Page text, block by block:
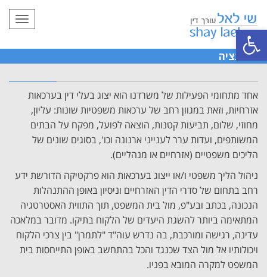
פתח סרגל נגישות
ליטיגציה
אחד מתחומי הפעילות של משרדנו הוא יצוג בעלי דין בערכאות
אזרחיות, וזאת במגוון רחב של ערכאות משפטיות שונות: עליון,
מחוזי, שלום, תביעות קטנות, הוצאה לפועל, מפקח על הבתים
המשותפים, ועדות ערר לענייני ארנונה וכו', בסוגים שונים של
הליכים משפטיים (אזרחיים או מנהליים).
ניהול הליך משפטי ו/או ייצוג בערכאות הוא פרקטיקה הדורשת ידע
רחב בתחום של סדרי הדין האזרחיים וניסיון באופן ההתנהלות
הנכונה, בכתב ובע"פ, מול בית המשפט, תוך התווית האסטרטגיה
המתאימה ביותר להשגת היעדים של הלקוח בתיקו. מדובר במלאכה
עדינה, רגישה ומורכבת, בה נדרש עוה"ד "לתמרן" בין צרכי הלקוח
ויכולותיו אל מול הצד שכנגד והכל בהתחשב באופן התייחסות בית
המשפט למקרה המובא בפניו.